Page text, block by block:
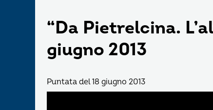
“Da Pietrelcina.
giugno 2013
Puntata del 18 giugno 2013